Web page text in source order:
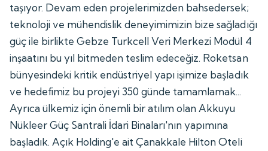
taşıyor. Devam eden projelerimizden bahsedersek;
teknoloji ve mühendislik deneyimimizin bize sağladığı
güç ile birlikte Gebze Turkcell Veri Merkezi Modül 4
inşaatını bu yıl bitmeden teslim edeceğiz. Roketsan
bünyesindeki kritik endüstriyel yapı işimize başladık
ve hedefimiz bu projeyi 350 günde tamamlamak...
Ayrıca ülkemiz için önemli bir atılım olan Akkuyu
Nükleer Güç Santrali İdari Binaları'nın yapımına
başladık. Açık Holding'e ait Çanakkale Hilton Oteli